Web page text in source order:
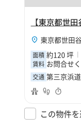
東京都世田
面積 約120 坪
賃料 お問合せ
交通 第三京浜
この物件